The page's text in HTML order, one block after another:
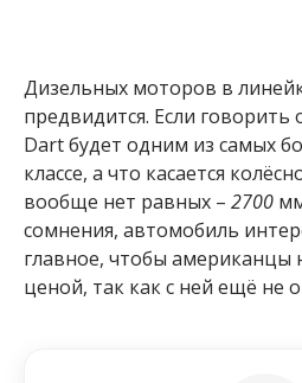
Дизельных моторов в
предвидится. Если говорить
Dart будет одним из самых
классе, а что касается
вообще нет равных – 2700
сомнения, автомобиль
главное, чтобы американцы
ценой, так как с ней ещё не